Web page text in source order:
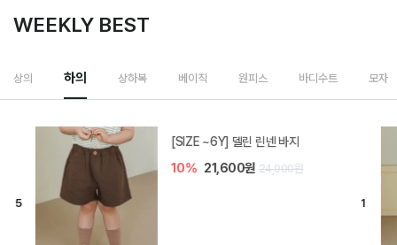
WEEKLY BEST
상의 하의 상하복 베이직 원피스 바디수트 모자
[SIZE ~6Y] 델린 린넨 바지
10% 21,600원 24,000원